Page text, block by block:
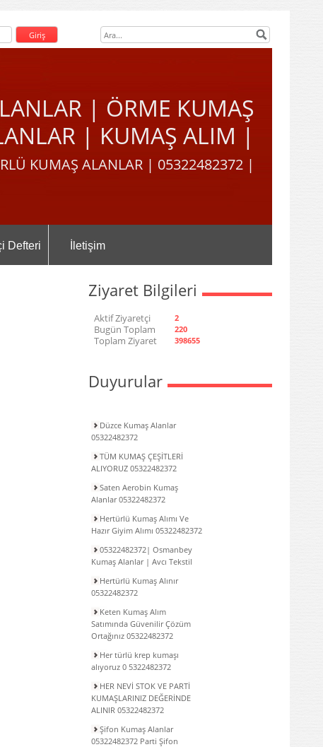
| ÖRME KUMAŞ
| KUMAŞ ALIM |
KUMAŞ ALANLAR | 05322482372 |
Defteri İletişim
Ziyaret Bilgileri
Aktif Ziyaretçi 2
Bugün Toplam 220
Toplam Ziyaret 398655
Duyurular
Düzce Kumaş Alanlar
05322482372
TÜM KUMAŞ ÇEŞİTLERİ
ALIYORUZ 05322482372
Saten Aerobin Kumaş
Alanlar 05322482372
Hertürlü Kumaş Alımı Ve
Hazır Giyim Alımı 05322482372
05322482372| Osmanbey
Kumaş Alanlar | Avcı Tekstil
Hertürlü Kumaş Alınır
05322482372
Keten Kumaş Alım
Satımında Güvenilir Çözüm
Ortağınız 05322482372
Her türlü krep kumaşı
alıyoruz 0 5322482372
HER NEVİ STOK VE PARTİ
KUMAŞLARINIZ DEĞERİNDE
ALINIR 05322482372
Şifon Kumaş Alanlar
05322482372 Parti Şifon